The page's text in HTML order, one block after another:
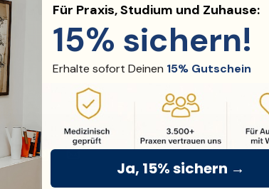
Für Praxis, Studium und Zuhause:
15% sichern!
Erhalte sofort Deinen 15% Gutschein
Ja, 15% sichern →